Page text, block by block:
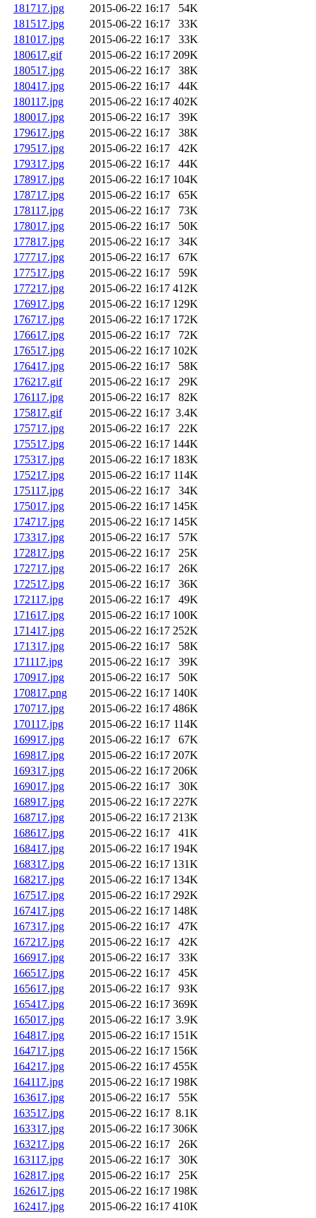
181717.jpg
2015-06-22 16:17
54K
181517.jpg
2015-06-22 16:17
33K
181017.jpg
2015-06-22 16:17
33K
180617.gif
2015-06-22 16:17 209K
180517.jpg
2015-06-22 16:17
38K
180417.jpg
2015-06-22 16:17
44K
180117.jpg
2015-06-22 16:17 402K
180017.jpg
2015-06-22 16:17
39K
179617.jpg
2015-06-22 16:17
38K
179517.jpg
2015-06-22 16:17
42K
179317.jpg
2015-06-22 16:17
44K
178917.jpg
2015-06-22 16:17 104K
178717.jpg
2015-06-22 16:17
65K
178117.jpg
2015-06-22 16:17
73K
178017.jpg
2015-06-22 16:17
50K
177817.jpg
2015-06-22 16:17
34K
177717.jpg
2015-06-22 16:17
67K
177517.jpg
2015-06-22 16:17
59K
177217.jpg
2015-06-22 16:17 412K
176917.jpg
2015-06-22 16:17 129K
176717.jpg
2015-06-22 16:17 172K
176617.jpg
2015-06-22 16:17
72K
176517.jpg
2015-06-22 16:17 102K
176417.jpg
2015-06-22 16:17
58K
176217.gif
2015-06-22 16:17
29K
176117.jpg
2015-06-22 16:17
82K
175817.gif
2015-06-22 16:17 3.4K
175717.jpg
2015-06-22 16:17
22K
175517.jpg
2015-06-22 16:17 144K
175317.jpg
2015-06-22 16:17 183K
175217.jpg
2015-06-22 16:17 114K
175117.jpg
2015-06-22 16:17
34K
175017.jpg
2015-06-22 16:17 145K
174717.jpg
2015-06-22 16:17 145K
173317.jpg
2015-06-22 16:17
57K
172817.jpg
2015-06-22 16:17
25K
172717.jpg
2015-06-22 16:17
26K
172517.jpg
2015-06-22 16:17
36K
172117.jpg
2015-06-22 16:17
49K
171617.jpg
2015-06-22 16:17 100K
171417.jpg
2015-06-22 16:17 252K
171317.jpg
2015-06-22 16:17
58K
171117.jpg
2015-06-22 16:17
39K
170917.jpg
2015-06-22 16:17
50K
170817.png
2015-06-22 16:17 140K
170717.jpg
2015-06-22 16:17 486K
170117.jpg
2015-06-22 16:17 114K
169917.jpg
2015-06-22 16:17
67K
169817.jpg
2015-06-22 16:17 207K
169317.jpg
2015-06-22 16:17 206K
169017.jpg
2015-06-22 16:17
30K
168917.jpg
2015-06-22 16:17 227K
168717.jpg
2015-06-22 16:17 213K
168617.jpg
2015-06-22 16:17
41K
168417.jpg
2015-06-22 16:17 194K
168317.jpg
2015-06-22 16:17 131K
168217.jpg
2015-06-22 16:17 134K
167517.jpg
2015-06-22 16:17 292K
167417.jpg
2015-06-22 16:17 148K
167317.jpg
2015-06-22 16:17
47K
167217.jpg
2015-06-22 16:17
42K
166917.jpg
2015-06-22 16:17
33K
166517.jpg
2015-06-22 16:17
45K
165617.jpg
2015-06-22 16:17
93K
165417.jpg
2015-06-22 16:17 369K
165017.jpg
2015-06-22 16:17 3.9K
164817.jpg
2015-06-22 16:17 151K
164717.jpg
2015-06-22 16:17 156K
164217.jpg
2015-06-22 16:17 455K
164117.jpg
2015-06-22 16:17 198K
163617.jpg
2015-06-22 16:17
55K
163517.jpg
2015-06-22 16:17 8.1K
163317.jpg
2015-06-22 16:17 306K
163217.jpg
2015-06-22 16:17
26K
163117.jpg
2015-06-22 16:17
30K
162817.jpg
2015-06-22 16:17
25K
162617.jpg
2015-06-22 16:17 198K
162417.jpg
2015-06-22 16:17 410K